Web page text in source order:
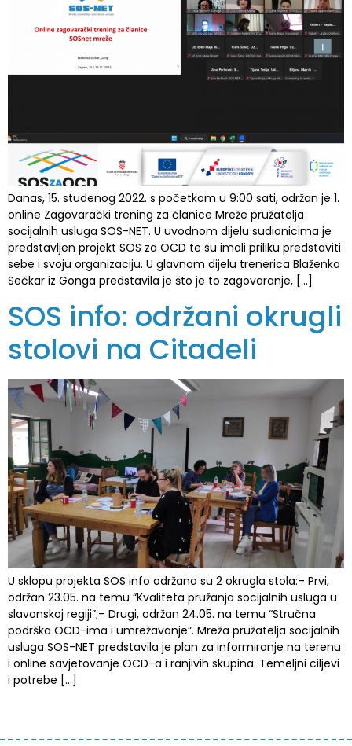
Danas, 15. studenog 2022. s početkom u 9:00 sati, održan je 1.
online Zagovarački trening za članice Mreže pružatelja
socijalnih usluga SOS-NET. U uvodnom dijelu sudionicima je
predstavljen projekt SOS za OCD te su imali priliku predstaviti
sebe i svoju organizaciju. U glavnom dijelu trenerica Blaženka
Sečkar iz Gonga predstavila je što je to zagovaranje, […]
SOS info: održani okrugli
stolovi na Citadeli
U sklopu projekta SOS info održana su 2 okrugla stola:– Prvi,
održan 23.05. na temu “Kvaliteta pružanja socijalnih usluga u
slavonskoj regiji”;– Drugi, održan 24.05. na temu “Stručna
podrška OCD-ima i umrežavanje”. Mreža pružatelja socijalnih
usluga SOS-NET predstavila je plan za informiranje na terenu
i online savjetovanje OCD-a i ranjivih skupina. Temeljni ciljevi
i potrebe […]